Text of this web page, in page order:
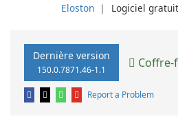
Eloston ❘ Logiciel gratuit
Dernière version
150.0.7871.46-1.1
Report a Problem